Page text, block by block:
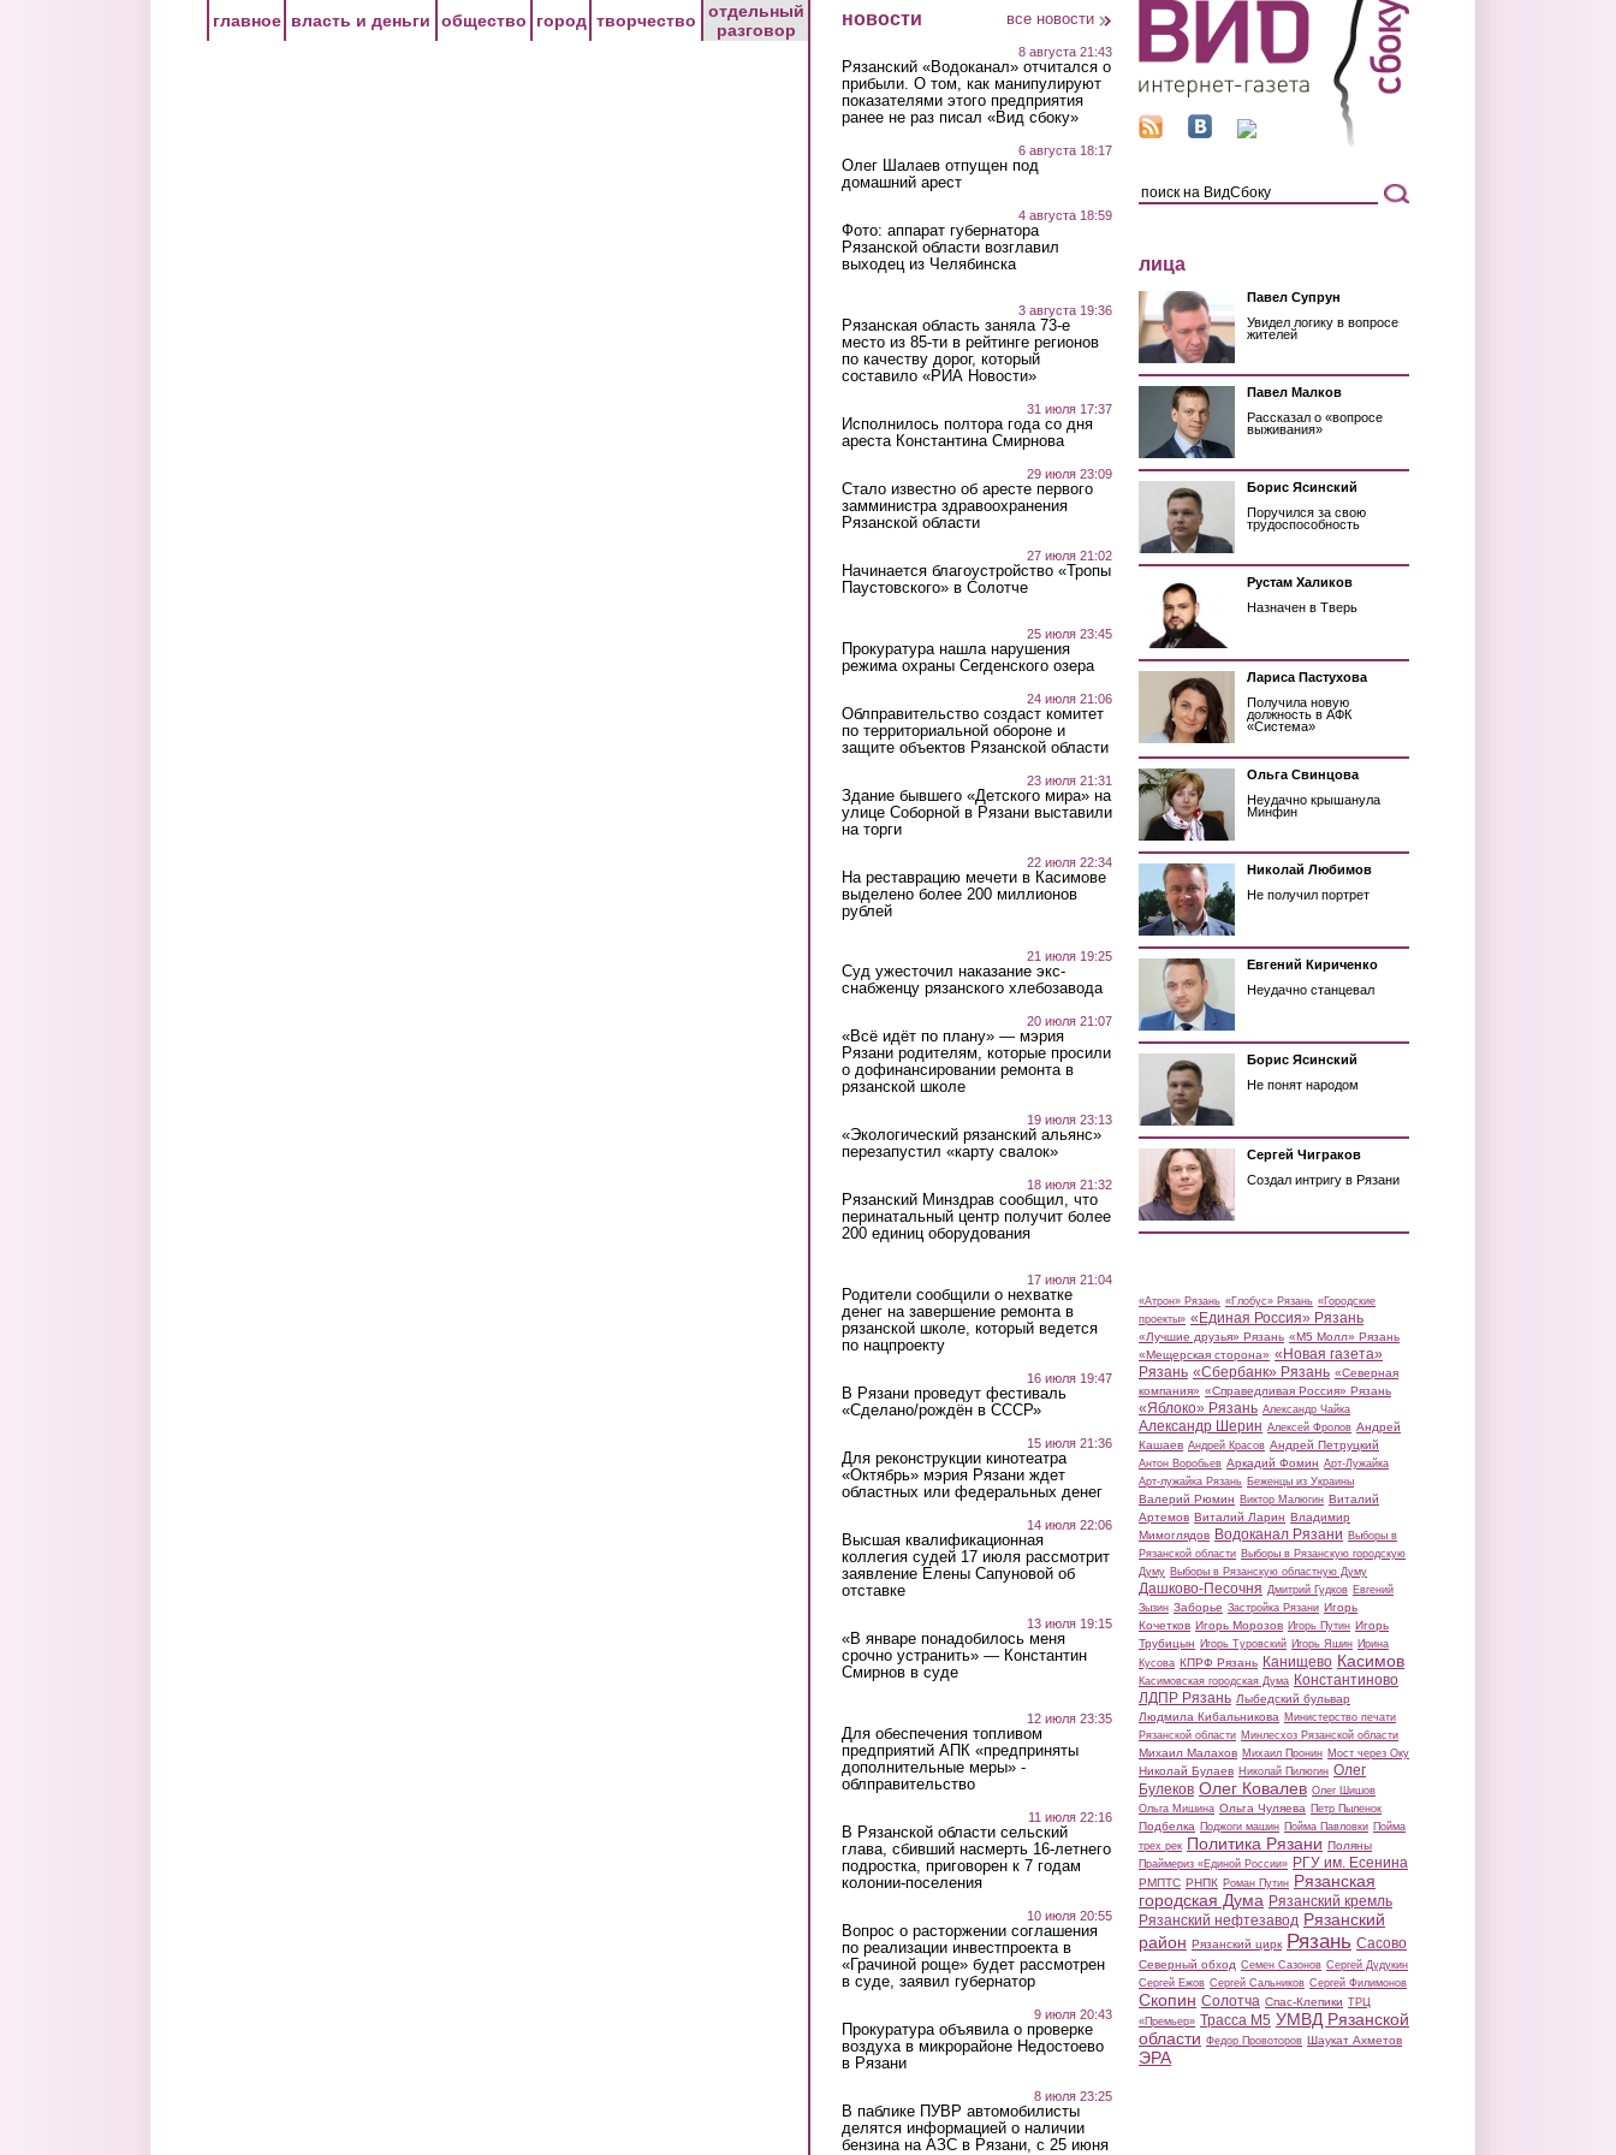
главное власть и деньги общество город творчество
отдельный
разговор
новости все новости
8 августа 21:43
Рязанский «Водоканал» отчитался о
прибыли. О том, как манипулируют
показателями этого предприятия
ранее не раз писал «Вид сбоку»
6 августа 18:17
Олег Шалаев отпущен под
домашний арест
4 августа 18:59
Фото: аппарат губернатора
Рязанской области возглавил
выходец из Челябинска
3 августа 19:36
Рязанская область заняла 73-е
место из 85-ти в рейтинге регионов
по качеству дорог, который
составило «РИА Новости»
31 июля 17:37
Исполнилось полтора года со дня
ареста Константина Смирнова
29 июля 23:09
Стало известно об аресте первого
замминистра здравоохранения
Рязанской области
27 июля 21:02
Начинается благоустройство «Тропы
Паустовского» в Солотче
25 июля 23:45
Прокуратура нашла нарушения
режима охраны Сегденского озера
24 июля 21:06
Облправительство создаст комитет
по территориальной обороне и
защите объектов Рязанской области
23 июля 21:31
Здание бывшего «Детского мира» на
улице Соборной в Рязани выставили
на торги
22 июля 22:34
На реставрацию мечети в Касимове
выделено более 200 миллионов
рублей
21 июля 19:25
Суд ужесточил наказание экс-
снабженцу рязанского хлебозавода
20 июля 21:07
«Всё идёт по плану» — мэрия
Рязани родителям, которые просили
о дофинансировании ремонта в
рязанской школе
19 июля 23:13
«Экологический рязанский альянс»
перезапустил «карту свалок»
18 июля 21:32
Рязанский Минздрав сообщил, что
перинатальный центр получит более
200 единиц оборудования
17 июля 21:04
Родители сообщили о нехватке
денег на завершение ремонта в
рязанской школе, который ведется
по нацпроекту
16 июля 19:47
В Рязани проведут фестиваль
«Сделано/рождён в СССР»
15 июля 21:36
Для реконструкции кинотеатра
«Октябрь» мэрия Рязани ждет
областных или федеральных денег
14 июля 22:06
Высшая квалификационная
коллегия судей 17 июля рассмотрит
заявление Елены Сапуновой об
отставке
13 июля 19:15
«В январе понадобилось меня
срочно устранить» — Константин
Смирнов в суде
12 июля 23:35
Для обеспечения топливом
предприятий АПК «предприняты
дополнительные меры» -
облправительство
11 июля 22:16
В Рязанской области сельский
глава, сбивший насмерть 16-летнего
подростка, приговорен к 7 годам
колонии-поселения
10 июля 20:55
Вопрос о расторжении соглашения
по реализации инвестпроекта в
«Грачиной роще» будет рассмотрен
в суде, заявил губернатор
9 июля 20:43
Прокуратура объявила о проверке
воздуха в микрорайоне Недостоево
в Рязани
8 июля 23:25
В паблике ПУВР автомобилисты
делятся информацией о наличии
бензина на АЗС в Рязани, с 25 июня
лица
Павел Супрун
Увидел логику в вопросе
жителей
Павел Малков
Рассказал о «вопросе
выживания»
Борис Ясинский
Поручился за свою
трудоспособность
Рустам Халиков
Назначен в Тверь
Лариса Пастухова
Получила новую
должность в АФК
«Система»
Ольга Свинцова
Неудачно крышанула
Минфин
Николай Любимов
Не получил портрет
Евгений Кириченко
Неудачно станцевал
Борис Ясинский
Не понят народом
Сергей Чиграков
Создал интригу в Рязани
«Атрон» Рязань «Глобус» Рязань «Городские
проекты» «Единая Россия» Рязань
«Лучшие друзья» Рязань «М5 Молл» Рязань
«Мещерская сторона» «Новая газета»
Рязань «Сбербанк» Рязань «Северная
компания» «Справедливая Россия» Рязань
«Яблоко» Рязань Александр Чайка
Александр Шерин Алексей Фролов Андрей
Кашаев Андрей Красов Андрей Петруцкий
Антон Воробьев Аркадий Фомин Арт-Лужайка
Арт-лужайка Рязань Беженцы из Украины
Валерий Рюмин Виктор Малюгин Виталий
Артемов Виталий Ларин Владимир
Мимоглядов Водоканал Рязани Выборы в
Рязанской области Выборы в Рязанскую городскую
Думу Выборы в Рязанскую областную Думу
Дашково-Песочня Дмитрий Гудков Евгений
Зызин Заборье Застройка Рязани Игорь
Кочетков Игорь Морозов Игорь Путин Игорь
Трубицын Игорь Туровский Игорь Яшин Ирина
Кусова КПРФ Рязань Канищево Касимов
Касимовская городская Дума Константиново
ЛДПР Рязань Лыбедский бульвар
Людмила Кибальникова Министерство печати
Рязанской области Минлесхоз Рязанской области
Михаил Малахов Михаил Пронин Мост через Оку
Николай Булаев Николай Пилюгин Олег
Булеков Олег Ковалев Олег Шишов
Ольга Мишина Ольга Чуляева Петр Пыленок
Подбелка Поджоги машин Пойма Павловки Пойма
трех рек Политика Рязани Поляны
Праймериз «Единой России» РГУ им. Есенина
РМПТС РНПК Роман Путин Рязанская
городская Дума Рязанский кремль
Рязанский нефтезавод Рязанский
район Рязанский цирк Рязань Сасово
Северный обход Семен Сазонов Сергей Дудукин
Сергей Ежов Сергей Сальников Сергей Филимонов
Скопин Солотча Спас-Клепики ТРЦ
«Премьер» Трасса М5 УМВД Рязанской
области Федор Провоторов Шаукат Ахметов
ЭРА